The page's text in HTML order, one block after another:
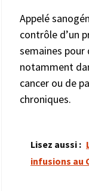
Appelé
contrôle d’un
semaines
notamment
cancer ou de
chroniques.
Lisez aussi :
infusions au